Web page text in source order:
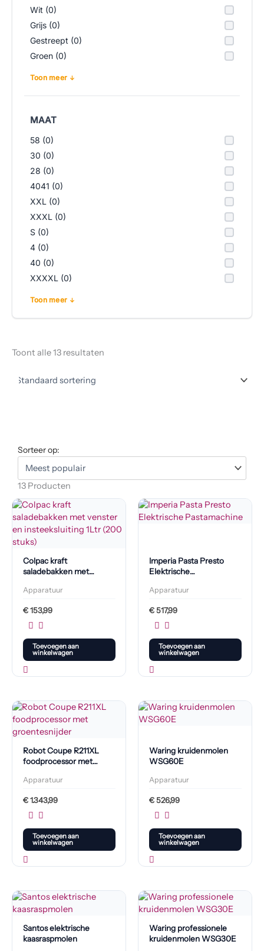
Wit (0)
Grijs (0)
Gestreept (0)
Groen (0)
Toon meer
MAAT
58 (0)
30 (0)
28 (0)
4041 (0)
XXL (0)
XXXL (0)
S (0)
4 (0)
40 (0)
XXXXL (0)
Toon meer
Toont alle 13 resultaten
Sorteer op:
13 Producten
Colpac kraft
saladebakken met
insteeksluiting 1L (200
Apparatuur
€153,99
Toevoegen aan
winkelwagen
Imperia Pasta Presto
Elektrische
Apparatuur
€517,99
Toevoegen aan
winkelwagen
Robot Coupe R211XL
foodprocessor met
Apparatuur
€1.343,99
Toevoegen aan
winkelwagen
Waring kruidenmolen
WSG60E
Apparatuur
€526,99
Toevoegen aan
winkelwagen
Santos elektrische
kaasraspmolen
Waring professionele
kruidenmolen WSG30E